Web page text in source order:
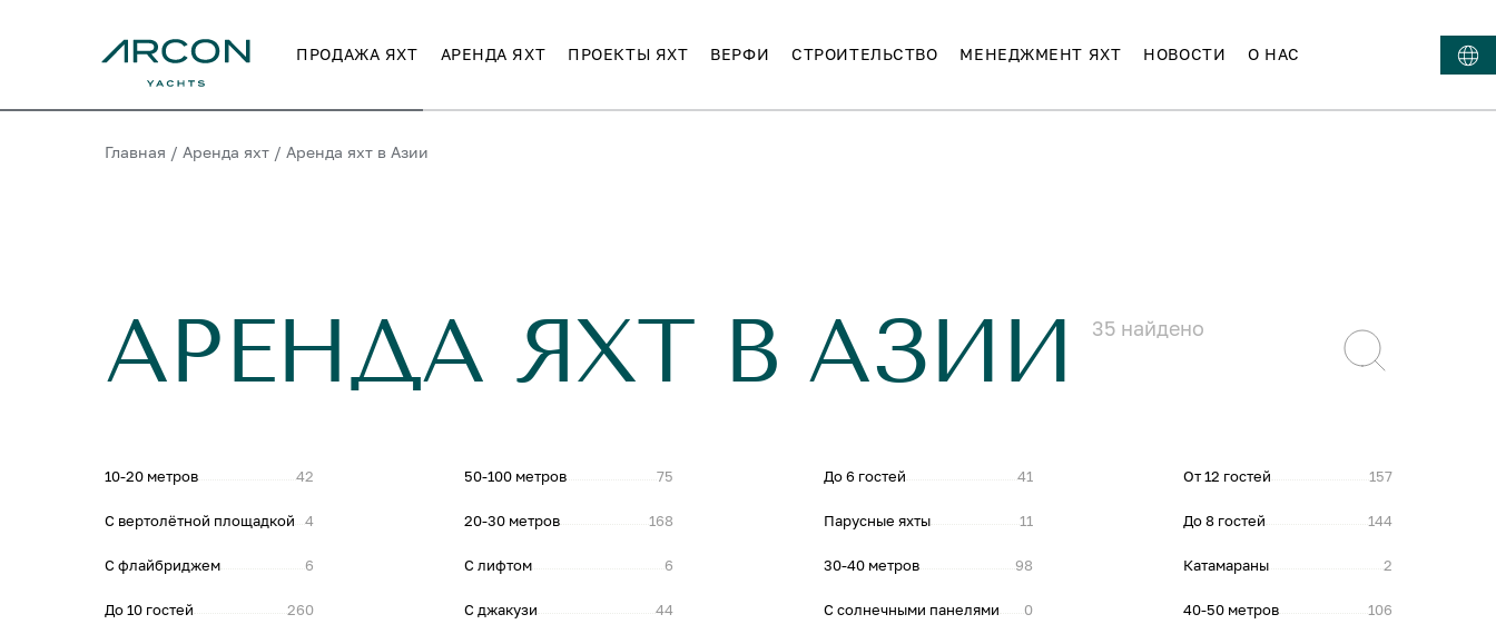
ПРОДАЖА ЯХТ АРЕНДА ЯХТ ПРОЕКТЫ ЯХТ ВЕРФИ СТРОИТЕЛЬСТВО МЕНЕДЖМЕНТ ЯХТ НОВОСТИ О НАС
Главная / Аренда яхт / Аренда яхт в Азии
АРЕНДА ЯХТ В АЗИИ 35 найдено
10-20 метров 42 50-100 метров 75 До 6 гостей 41 От 12 гостей 157
С вертолётной площадкой 4 20-30 метров 168 Парусные яхты 11 До 8 гостей 144
С флайбриджем 6 С лифтом 6 30-40 метров 98 Катамараны 2
До 10 гостей 260 С джакузи 44 С солнечными панелями 0 40-50 метров 106